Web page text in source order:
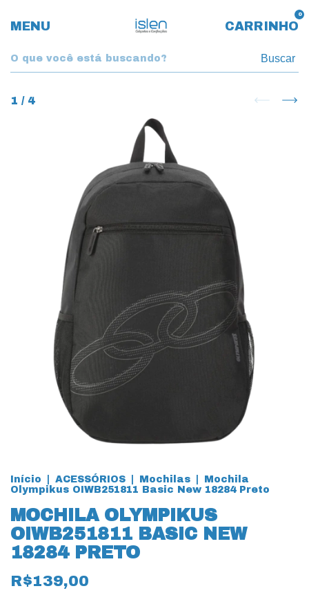
MENU CARRINHO
0
Buscar
1 / 4
Início ACESSÓRIOS Mochilas
Mochila
Olympikus OIWB251811 Basic New 18284 Preto
MOCHILA OLYMPIKUS
OIWB251811 BASIC NEW
18284 PRETO
R$139,00